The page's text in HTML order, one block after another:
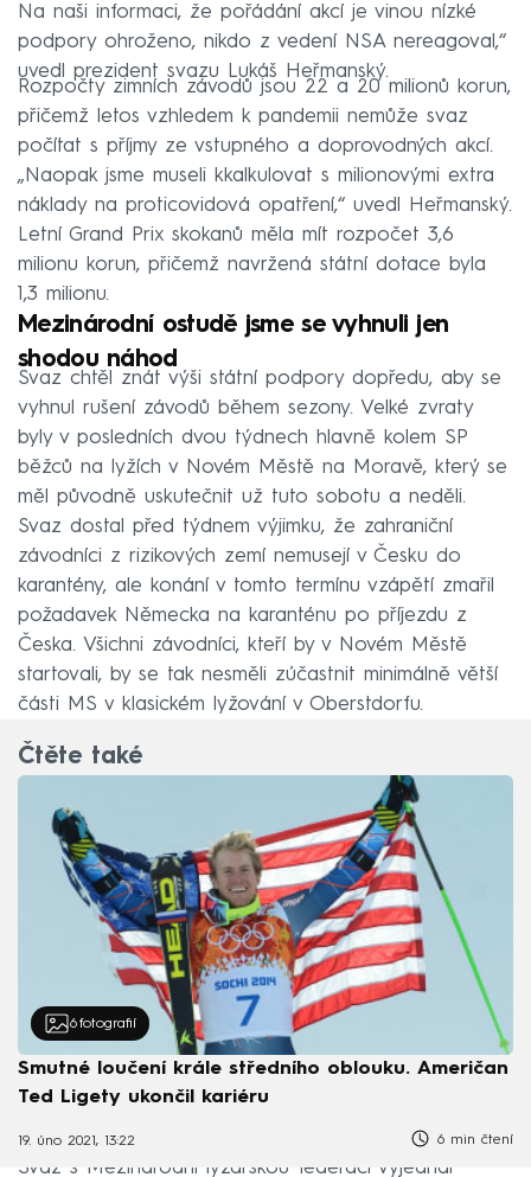
Na naši informaci, že pořádání akcí je vinou nízké
podpory ohroženo, nikdo z vedení NSA nereagoval,“
uvedl prezident svazu Lukáš Heřmanský.
Rozpočty zimních závodů jsou 22 a 20 milionů korun,
přičemž letos vzhledem k pandemii nemůže svaz
počítat s příjmy ze vstupného a doprovodných akcí.
„Naopak jsme museli kkalkulovat s milionovými extra
náklady na proticovidová opatření,“ uvedl Heřmanský.
Letní Grand Prix skokanů měla mít rozpočet 3,6
milionu korun, přičemž navržená státní dotace byla
1,3 milionu.
Mezinárodní ostudě jsme se vyhnuli jen
shodou náhod
Svaz chtěl znát výši státní podpory dopředu, aby se
vyhnul rušení závodů během sezony. Velké zvraty
byly v posledních dvou týdnech hlavně kolem SP
běžců na lyžích v Novém Městě na Moravě, který se
měl původně uskutečnit už tuto sobotu a neděli.
Svaz dostal před týdnem výjimku, že zahraniční
závodníci z rizikových zemí nemusejí v Česku do
karantény, ale konání v tomto termínu vzápětí zmařil
požadavek Německa na karanténu po příjezdu z
Česka. Všichni závodníci, kteří by v Novém Městě
startovali, by se tak nesměli zúčastnit minimálně větší
části MS v klasickém lyžování v Oberstdorfu.
Čtěte také
6 fotografií
Smutné loučení krále středního oblouku. Američan
Ted Ligety ukončil kariéru
19. úno 2021, 13:22 6 min čtení
Svaz s Mezinárodní lyžařskou federací vyjednal